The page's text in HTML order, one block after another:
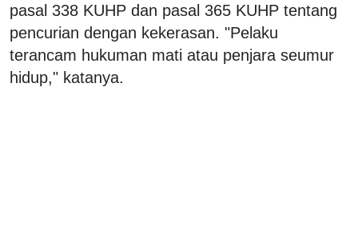
pasal 338 KUHP dan pasal 365 KUHP tentang
pencurian dengan kekerasan. "Pelaku
terancam hukuman mati atau penjara seumur
hidup," katanya.